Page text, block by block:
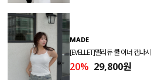
MADE
[EVELLET]델리듀 쿨 이너 캡나시
20% 29,800원